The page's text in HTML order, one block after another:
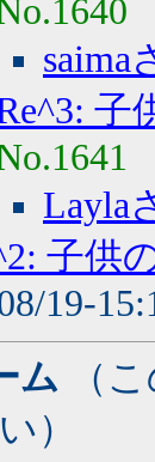
saima
子
Layla
子供
19-
ム （
）